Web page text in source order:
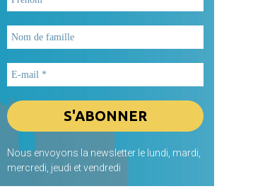
Nous envoyons la newsletter le lundi, mardi,
mercredi, jeudi et vendredi